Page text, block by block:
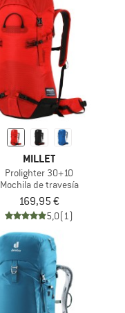
MILLET
Prolighter 30+10
Mochila de travesía
169,95 €
5,0(1)